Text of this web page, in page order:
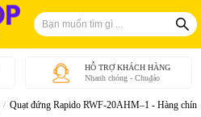
HỖ TRỢ KHÁCH HÀNG
Nhanh chóng - Chu₫áo
Quạt đứng Rapido RWF-20AHM–1 - Hàng